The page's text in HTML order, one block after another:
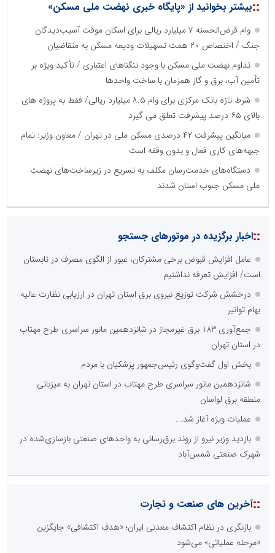
::بیشتر بخوانید از «پایگاه خبری نهضت ملی مسکن»
وام قرض‌الحسنه ۷ میلیارد ریالی برای اسکان موقت آسیب‌دیدگان
جنگ / اختصاص ۲۰ همت تسهیلات ودیعه مسکن به متقاضیان
تداوم نهضت ملی مسکن با وجود تنگناهای اعتباری / تأکید ویژه بر
تأمین آب، برق و گاز همزمان با ساخت واحدها
شرط تازه بانک مرکزی برای وام ۸.۵ میلیارد ریالی/ فقط به پروژه های
بالای ۶۵ درصد پیشرفت تعلق می گیرد
میانگین پیشرفت ۴۲ درصدی مسکن ملی در تهران / معاون وزیر: تمام
جبهه‌های کاری فعال و بدون وقفه است
دستگاه‌های خدمت‌رسان مکلف به تسریع در زیرساخت‌های نهضت
ملی مسکن جنوب استان شدند
::اخبار برگزیده در موتورهای جستجو
عامل افزایش قبوض برخی مشترکان، عبور از الگوی مصرف در تابستان
است/ افزایش تعرفه نداشتیم
درخشش شرکت توزیع نیروی برق استان تهران در ارزیابی نظارت عالیه
بهام توانیر
جمع‌آوری 183 برق غیرمجاز در شانزدهمین مانور سراسری طرح مهتاب
در استان تهران
بخش اول گفت‌وگوی رئیس‌جمهور پزشکیان با مردم
شانزدهمین مانور سراسری طرح مهتاب در استان تهران به میزبانی
منطقه برق لواسان
عملیات ویژه آغاز شد...
بازدید وزیر نیرو از روند برق‌رسانی به واحدهای صنعتی بازسازی‌شده در
شهرک صنعتی شمس‌آباد
::آخرین های صنعت و تجارت
بازنگری در نظام اکتشاف معدنی ایران؛ «هدف اکتشافی» جایگزین
«مرحله عملیاتی» می‌شود